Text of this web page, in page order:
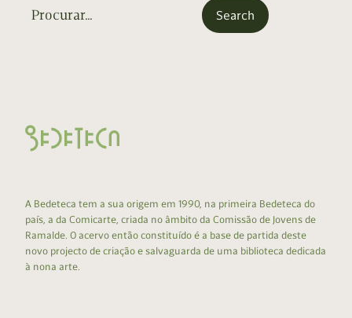
A Bedeteca tem a sua origem em 1990, na primeira Bedeteca do
país, a da Comicarte, criada no âmbito da Comissão de Jovens de
Ramalde. O acervo então constituído é a base de partida deste
novo projecto de criação e salvaguarda de uma biblioteca dedicada
à nona arte.